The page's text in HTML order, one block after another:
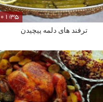
01:35
ترفند های دلمه پیچیدن